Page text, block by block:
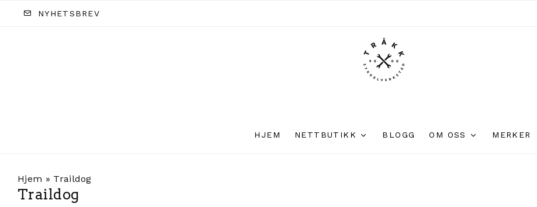
NYHETSBREV
HJEM NETTBUTIKK BLOGG OM OSS MERKER
Hjem » Traildog
Traildog